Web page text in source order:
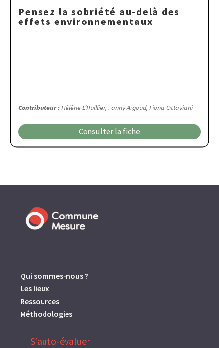
Pensez la sobriété au-delà des
effets environnementaux
Contributeur :Hélène L’Huillier, Fanny Argoud, Fiona Ottaviani
Consulter la fiche
Qui sommes-nous ?
Les lieux
Ressources
Méthodologies
S’auto-évaluer